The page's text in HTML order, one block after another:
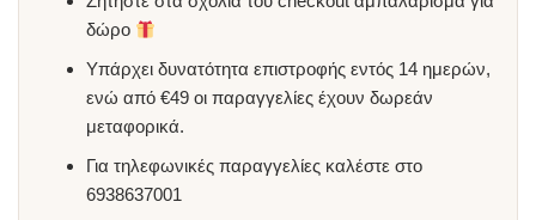
δώρο
Υπάρχει δυνατότητα επιστροφής εντός 14 ημερών,
ενώ από €49 οι παραγγελίες έχουν δωρεάν
μεταφορικά.
Για τηλεφωνικές παραγγελίες καλέστε στο
6938637001